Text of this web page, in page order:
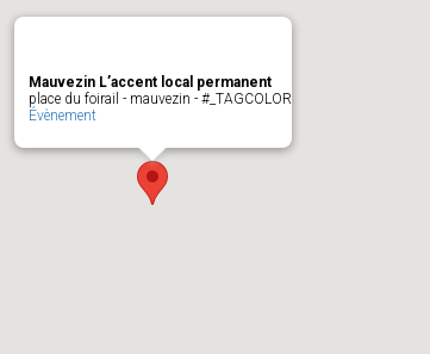
Mauvezin L’accent local permanent
place du foirail - mauvezin - #_TAGCOLOR
Évènement